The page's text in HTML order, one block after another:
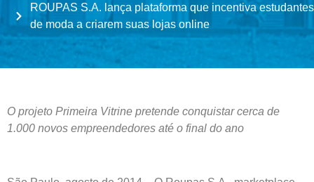
ROUPAS S.A. lança plataforma que incentiva estudantes
de moda a criarem suas lojas online
O projeto Primeira Vitrine pretende conquistar cerca de
1.000 novos empreendedores até o final do ano